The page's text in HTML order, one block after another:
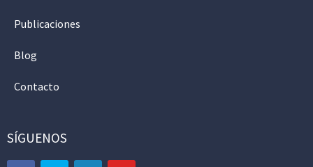
Publicaciones
Blog
Contacto
SÍGUENOS